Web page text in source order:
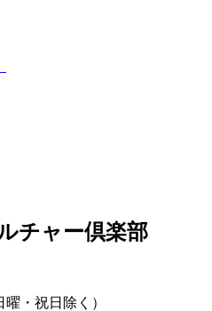
チャー倶楽部
・祝日除く）